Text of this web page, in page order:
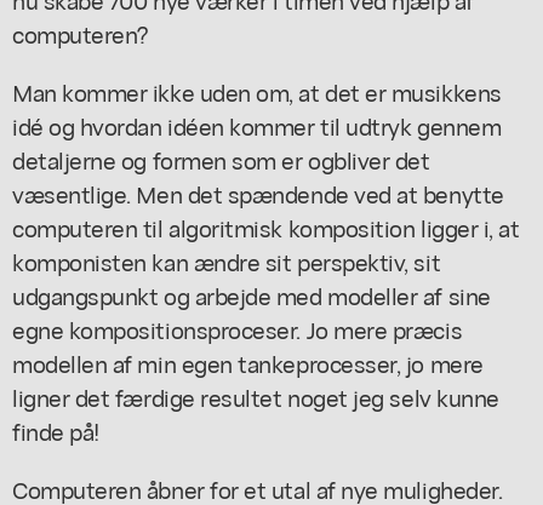
computeren?
Man kommer ikke uden om, at det er musikkens
idé og hvordan idéen kommer til udtryk gennem
detaljerne og formen som er ogbliver det
væsentlige. Men det spændende ved at benytte
computeren til algoritmisk komposition ligger i, at
komponisten kan ændre sit perspektiv, sit
udgangspunkt og arbejde med modeller af sine
egne kompositionsproceser. Jo mere præcis
modellen af min egen tankeprocesser, jo mere
ligner det færdige resultet noget jeg selv kunne
finde på!
Computeren åbner for et utal af nye muligheder.